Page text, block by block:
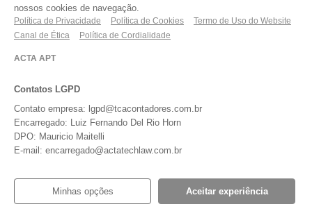
O Que Fazemos
Abertura e Legalização de Empresas
Assessoria de Investimentos
nossos cookies de navegação.
Política de Privacidade Política de Cookies
Termo de Uso do Website
Canal de Ética
Política de Cordialidade
ACTA APT
Contatos LGPD
Contato empresa: lgpd@tcacontadores.com.br
Encarregado: Luiz Fernando Del Rio Horn
DPO: Mauricio Maitelli
E-mail: encarregado@actatechlaw.com.br
Minhas opções Aceitar experiência